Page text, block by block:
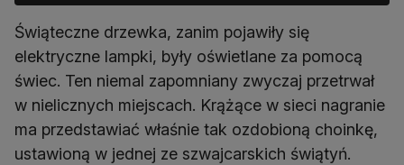
Świąteczne drzewka, zanim pojawiły się
elektryczne lampki, były oświetlane za pomocą
świec. Ten niemal zapomniany zwyczaj przetrwał
w nielicznych miejscach. Krążące w sieci nagranie
ma przedstawiać właśnie tak ozdobioną choinkę,
ustawioną w jednej ze szwajcarskich świątyń.